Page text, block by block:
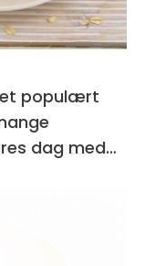
et populært
dag med